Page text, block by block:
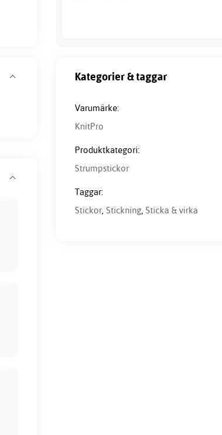
Kategorier & taggar
Varumärke:
KnitPro
Produktkategori:
Strumpstickor
Taggar:
Stickor Stickning Sticka & virka